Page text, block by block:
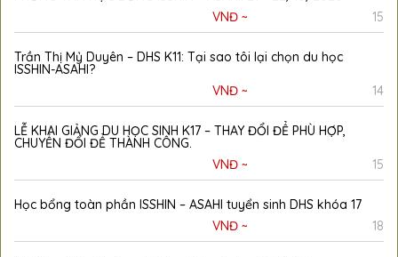
VNĐ ~
15
Trần Thị Mỷ Duyên – DHS K11: Tại sao tôi lại chọn du học
ISSHIN-ASAHI?
VNĐ ~
14
LỄ KHAI GIẢNG DU HỌC SINH K17 – THAY ĐỔI ĐỂ PHÙ HỢP,
CHUYỂN ĐỔI ĐỂ THÀNH CÔNG.
VNĐ ~
15
Học bổng toàn phần ISSHIN – ASAHI tuyển sinh DHS khóa 17
VNĐ ~
18